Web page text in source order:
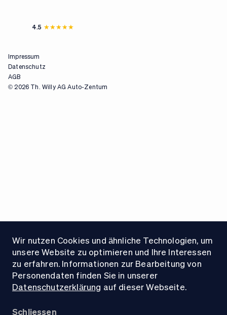
Wir nutzen Cookies und ähnliche Technologien, um
unsere Website zu optimieren und Ihre Interessen
zu erfahren. Informationen zur Bearbeitung von
Personendaten finden Sie in unserer
Datenschutzerklärung auf dieser Webseite.
Schliessen
© 2026 Th. Willy AG Auto-Zentum
Impressum
Datenschutz
AGB
4.5